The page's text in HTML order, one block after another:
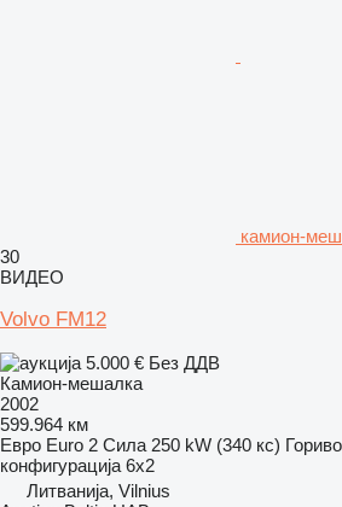
камион-
30
ВИДЕО
Volvo FM12
5.000 € Без ДДВ
Камион-мешалка
2002
599.964 км
Евро Euro 2 Сила 250 kW (340 кс) Гориво
конфигурација 6x2
Литванија, Vilnius